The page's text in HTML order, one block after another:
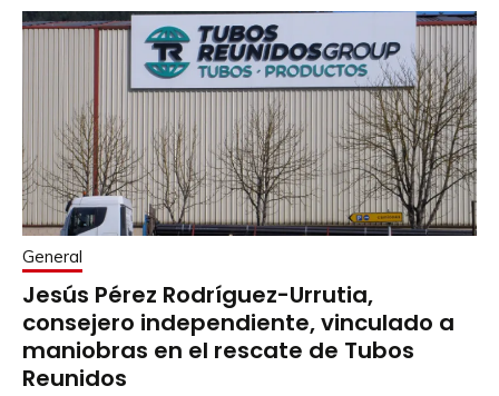
General
Jesús Pérez Rodríguez-Urrutia,
consejero independiente, vinculado a
maniobras en el rescate de Tubos
Reunidos